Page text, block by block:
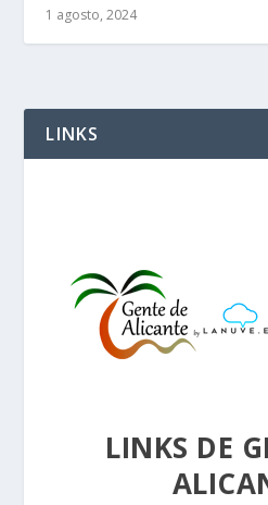
1 agosto, 2024
LINKS
LINKS DE